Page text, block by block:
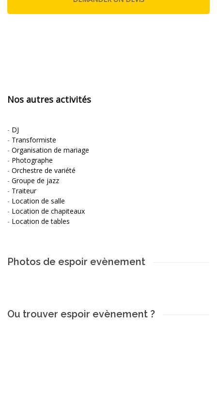
Nos autres activités
- DJ
- Transformiste
- Organisation de mariage
- Photographe
- Orchestre de variété
- Groupe de jazz
- Traiteur
- Location de salle
- Location de chapiteaux
- Location de tables
Photos de espoir evènement
Ou trouver espoir evènement ?